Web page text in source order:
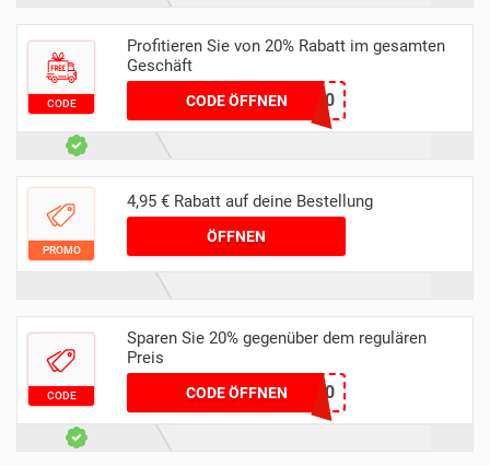
CODE
Profitieren Sie von 20% Rabatt im gesamten
Geschäft
CODE ÖFFNENEmmama20
PROMO
4,95 € Rabatt auf deine Bestellung
ÖFFNEN
CODE
Sparen Sie 20% gegenüber dem regulären
Preis
CODE ÖFFNENLEA20